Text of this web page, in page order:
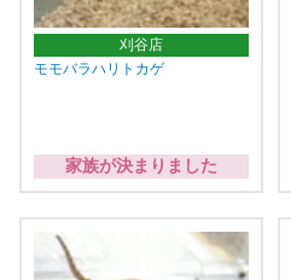
刈谷店
モモバラハリトカゲ
家族が決まりました